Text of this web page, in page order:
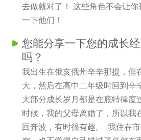
去做就对了！ 这些角色不会让
一下他们！
您能分享一下您的成长
吗？
我出生在俄亥俄州辛辛那提，但
大，然后在高中二年级时回到
大部分成长岁月都是在底特律
时候，我的父母离婚了，所以我
回奔波，有时很有趣。 我住在